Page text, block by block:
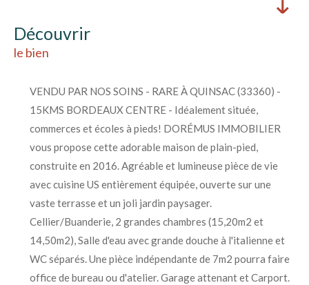
découvrir
le bien
VENDU PAR NOS SOINS - RARE À QUINSAC (33360) -
15KMS BORDEAUX CENTRE - Idéalement située,
commerces et écoles à pieds! DORÉMUS IMMOBILIER
vous propose cette adorable maison de plain-pied,
construite en 2016. Agréable et lumineuse pièce de vie
avec cuisine US entièrement équipée, ouverte sur une
vaste terrasse et un joli jardin paysager.
Cellier/Buanderie, 2 grandes chambres (15,20m2 et
14,50m2), Salle d'eau avec grande douche à l'italienne et
WC séparés. Une pièce indépendante de 7m2 pourra faire
office de bureau ou d'atelier. Garage attenant et Carport.